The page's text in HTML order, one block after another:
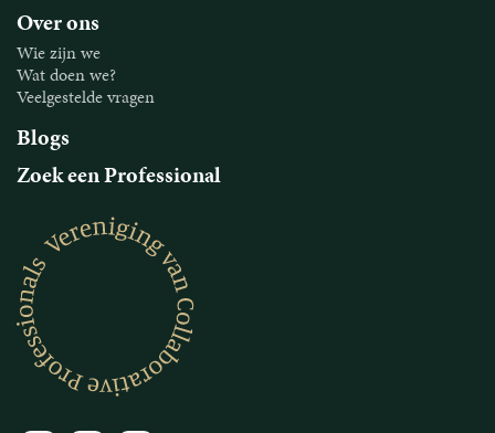
Over ons
Wie zijn we
Wat doen we?
Veelgestelde vragen
Blogs
Zoek een Professional